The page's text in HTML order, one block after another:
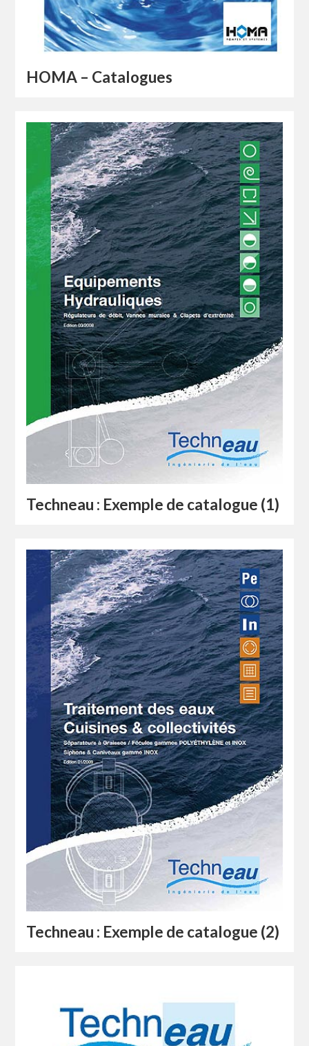
HOMA – Catalogues
Techneau : Exemple de catalogue (1)
Techneau : Exemple de catalogue (2)